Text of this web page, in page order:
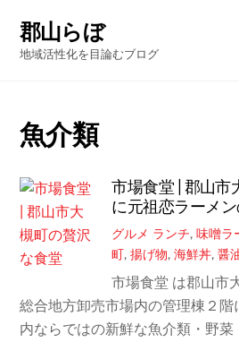
content
郡山らぼ
地域活性化を目論むブログ
魚介類
市場食堂 | 郡山市
に元祖恋ラーメ
グルメ ランチ,味噌ラ
町,揚げ物,海鮮丼,醤
市場食堂 は郡山市
総合地方卸売市場内の管理棟２
内ならではの新鮮な魚介類・野菜